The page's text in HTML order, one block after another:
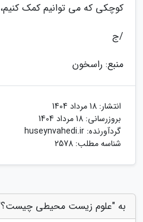
کوچکی که می توانیم کمک
/ج
منبع: راسخون
انتشار: 18 مرداد 1404
بروزرسانی: 18 مرداد 1404
گردآورنده: huseynvahedi.ir
شناسه مطلب: 2578
به "علوم زیست محیطی چیست؟"